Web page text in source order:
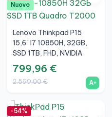
Nuovo
Lenovo Thinkpad P15
15,6" I7 10850H, 32GB,
SSD 1TB, FHD, NVIDIA
Quadro T2000 Max-Q
4GB, A+
799,96 €
2.599,00 € A+
-54%